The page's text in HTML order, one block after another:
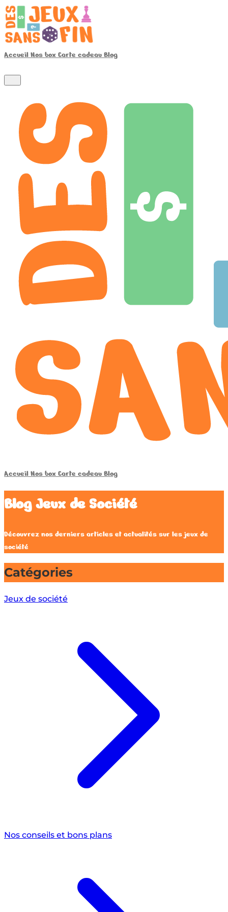
Accueil Nos box Carte cadeau Blog
Accueil Nos box Carte cadeau Blog
Blog Jeux de Société
Découvrez nos derniers articles et actualités sur les jeux de
société
Catégories
Jeux de société
Nos conseils et bons plans